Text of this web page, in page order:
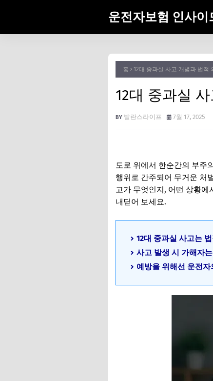
운전자보험 인사이
홈 12대 중과실 사고 개념과 법적
12대 중과실
발란스라이프 7월 17, 2025
도로 위에서 한순간의 부주
행위로 간주되어 무거운 처
고가 무엇인지, 어떤 상황
내딛어 보세요.
12대 중과실 사고는
사고 발생 시 가해자
예방을 위해선 운전